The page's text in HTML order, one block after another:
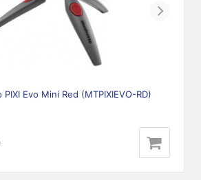
Next
Evo Mini Red (MTPIXIEVO-RD)